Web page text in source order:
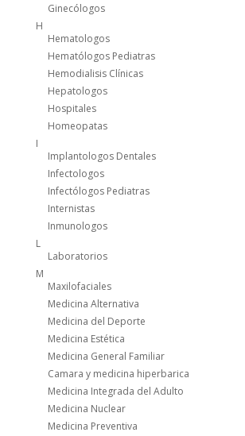
Ginecólogos
H
Hematologos
Hematólogos Pediatras
Hemodialisis Clínicas
Hepatologos
Hospitales
Homeopatas
I
Implantologos Dentales
Infectologos
Infectólogos Pediatras
Internistas
Inmunologos
L
Laboratorios
M
Maxilofaciales
Medicina Alternativa
Medicina del Deporte
Medicina Estética
Medicina General Familiar
Camara y medicina hiperbarica
Medicina Integrada del Adulto
Medicina Nuclear
Medicina Preventiva